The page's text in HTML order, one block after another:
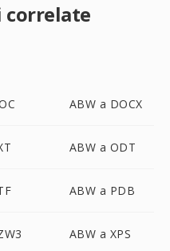
correlate
ABW a DOCX
ABW a ODT
ABW a PDB
ABW a XPS